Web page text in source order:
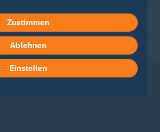
Impressum.
findest du in unserer
Zustimmen
Ablehnen
Einstellen